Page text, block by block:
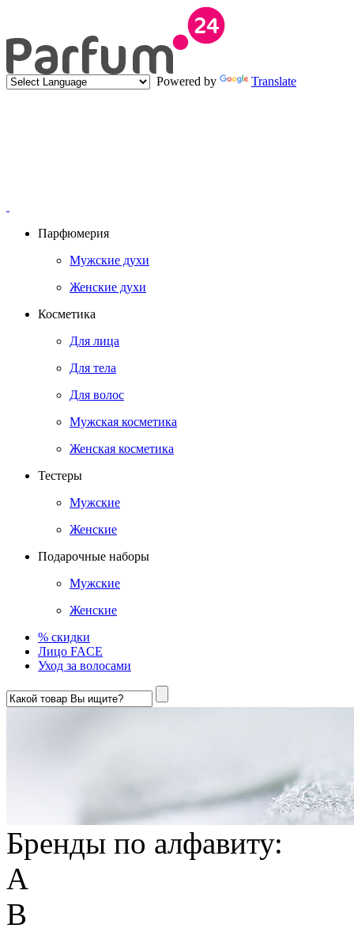
Powered by Translate
Парфюмерия
Мужские духи
Женские духи
Косметика
Для лица
Для тела
Для волос
Мужская косметика
Женская косметика
Тестеры
Мужские
Женские
Подарочные наборы
Мужские
Женские
% скидки
Лицо FACE
Уход за волосами
Бренды по алфавиту:
A
B